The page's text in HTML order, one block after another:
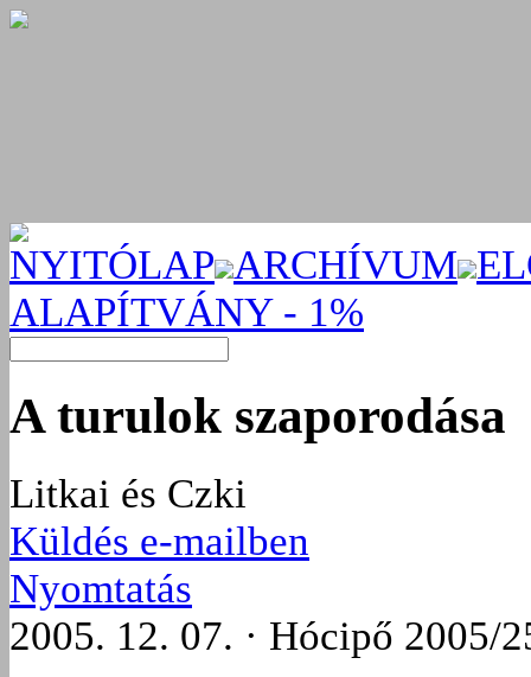
NYITÓLAP ARCHÍVUM
ALAPÍTVÁNY - 1%
A turulok szaporodása
Litkai és Czki
Küldés e-mailben
Nyomtatás
2005. 12. 07. · Hócipő 2005/